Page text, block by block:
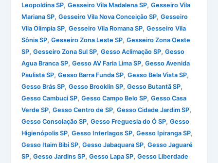
Leopoldina SP,Gesseiro Vila Madalena SP,Gesseiro Vila
Mariana SP,Gesseiro Vila Nova Conceição SP,Gesseiro
Vila Olimpia SP,Gesseiro Vila Romana SP,Gesseiro Vila
Sônia SP,Gesseiro Zona Leste SP,Gesseiro Zona Oeste
SP,Gesseiro Zona Sul SP,Gesso Aclimação SP,Gesso
Agua Branca SP,Gesso AV Faria Lima SP,Gesso Avenida
Paulista SP,Gesso Barra Funda SP,Gesso Bela Vista SP,
Gesso Brás SP,Gesso Brooklin SP,Gesso Butantã SP,
Gesso Cambuci SP,Gesso Campo Belo SP,Gesso Casa
Verde SP,Gesso Centro de SP,Gesso Cidade Jardim SP,
Gesso Consolação SP,Gesso Freguesia do Ó SP,Gesso
Higienópolis SP,Gesso Interlagos SP,Gesso Ipiranga SP,
Gesso Itaim Bibi SP,Gesso Jabaquara SP,Gesso Jaguaré
SP,Gesso Jardins SP,Gesso Lapa SP,Gesso Liberdade